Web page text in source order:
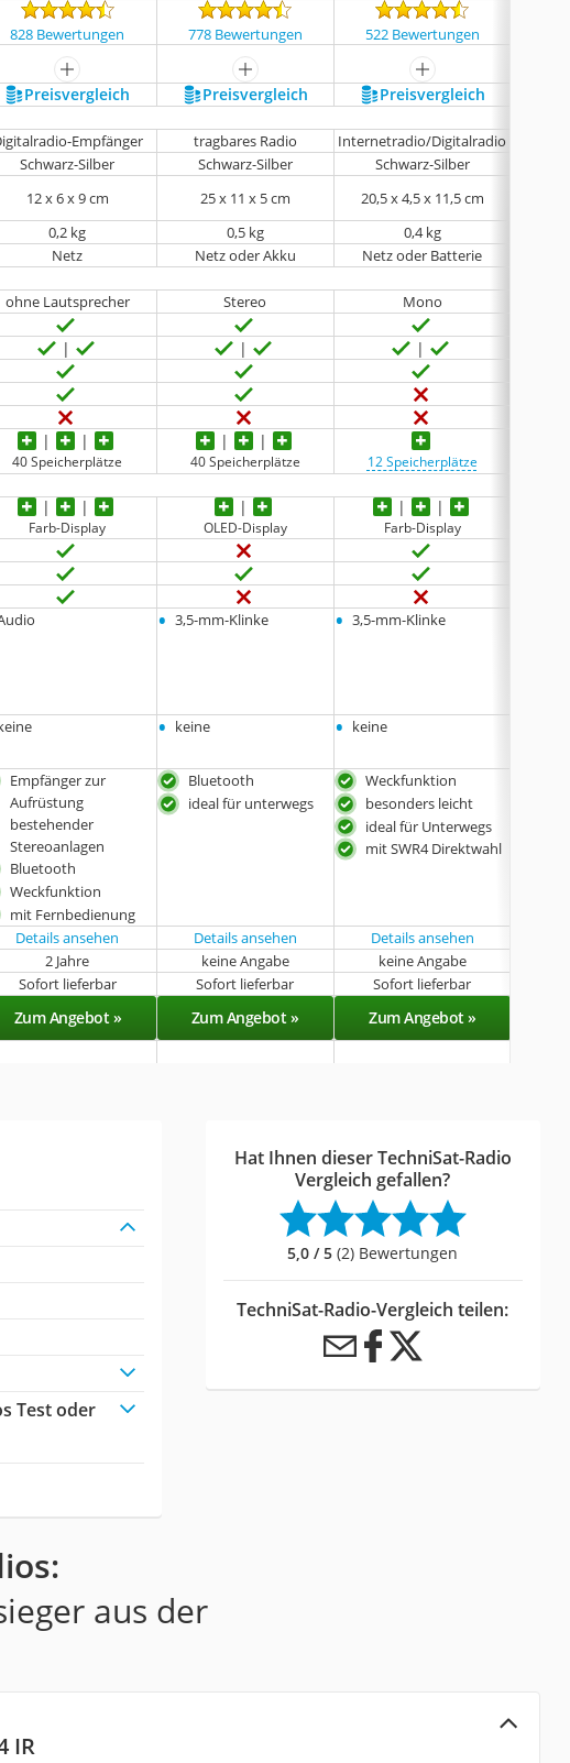
828 Bewertungen 778 Bewertungen 522 Bewertungen
mehr anzeigen mehr anzeigen
mehr anzeigen
Preis­vergleich Preis­vergleich Preis­vergleich
Empfänger tragbares Radio Internetradio/Digitalradio
Schwarz-Silber Schwarz-Silber
Schwarz-Silber
12 x 6 x 9 cm 25 x 11 x 5 cm 20,5 x 4,5 x 11,5 cm
0,2 kg 0,5 kg
0,4 kg
Netz Netz oder Akku Netz oder Batterie
ohne Lautsprecher Stereo
Mono
40 Speicherplätze 40 Speicherplätze 12 Speicherplätze
Farb-Display OLED-Display Farb-Display
• 3,5-mm-Klinke • 3,5-mm-Klinke
• keine • keine
Empfänger zur
Aufrüstung
bestehender
Stereoanlagen
Bluetooth
Weckfunktion
mit Fernbedienung
Bluetooth
ideal für unterwegs
Weckfunktion
besonders leicht
ideal für Unterwegs
mit SWR4 Direktwahl
Details ansehen Details ansehen
Details ansehen
2 Jahre keine Angabe keine Angabe
Sofort lieferbar Sofort lieferbar Sofort lieferbar
Zum Angebot » Zum Angebot » Zum Angebot »
Test oder
Hat Ihnen dieser TechniSat-Radio
Vergleich gefallen?
5,0 / 5 (2) Bewertungen
TechniSat-Radio-Vergleich teilen:
aus der
IR